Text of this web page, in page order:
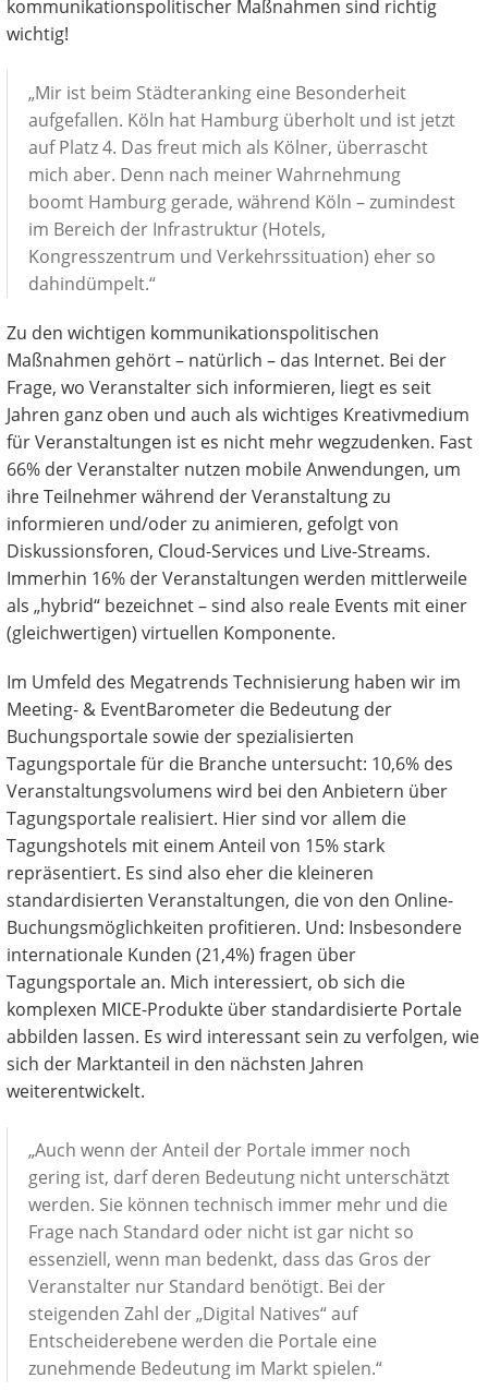
kommunikationspolitischer Maßnahmen sind richtig
wichtig!
„Mir ist beim Städteranking eine Besonderheit
aufgefallen. Köln hat Hamburg überholt und ist jetzt
auf Platz 4. Das freut mich als Kölner, überrascht
mich aber. Denn nach meiner Wahrnehmung
boomt Hamburg gerade, während Köln – zumindest
im Bereich der Infrastruktur (Hotels,
Kongresszentrum und Verkehrssituation) eher so
dahindümpelt.“
Zu den wichtigen kommunikationspolitischen
Maßnahmen gehört – natürlich – das Internet. Bei der
Frage, wo Veranstalter sich informieren, liegt es seit
Jahren ganz oben und auch als wichtiges Kreativmedium
für Veranstaltungen ist es nicht mehr wegzudenken. Fast
66% der Veranstalter nutzen mobile Anwendungen, um
ihre Teilnehmer während der Veranstaltung zu
informieren und/oder zu animieren, gefolgt von
Diskussionsforen, Cloud-Services und Live-Streams.
Immerhin 16% der Veranstaltungen werden mittlerweile
als „hybrid“ bezeichnet – sind also reale Events mit einer
(gleichwertigen) virtuellen Komponente.
Im Umfeld des Megatrends Technisierung haben wir im
Meeting- & EventBarometer die Bedeutung der
Buchungsportale sowie der spezialisierten
Tagungsportale für die Branche untersucht: 10,6% des
Veranstaltungsvolumens wird bei den Anbietern über
Tagungsportale realisiert. Hier sind vor allem die
Tagungshotels mit einem Anteil von 15% stark
repräsentiert. Es sind also eher die kleineren
standardisierten Veranstaltungen, die von den Online-
Buchungsmöglichkeiten profitieren. Und: Insbesondere
internationale Kunden (21,4%) fragen über
Tagungsportale an. Mich interessiert, ob sich die
komplexen MICE-Produkte über standardisierte Portale
abbilden lassen. Es wird interessant sein zu verfolgen, wie
sich der Marktanteil in den nächsten Jahren
weiterentwickelt.
„Auch wenn der Anteil der Portale immer noch
gering ist, darf deren Bedeutung nicht unterschätzt
werden. Sie können technisch immer mehr und die
Frage nach Standard oder nicht ist gar nicht so
essenziell, wenn man bedenkt, dass das Gros der
Veranstalter nur Standard benötigt. Bei der
steigenden Zahl der „Digital Natives“ auf
Entscheiderebene werden die Portale eine
zunehmende Bedeutung im Markt spielen.“